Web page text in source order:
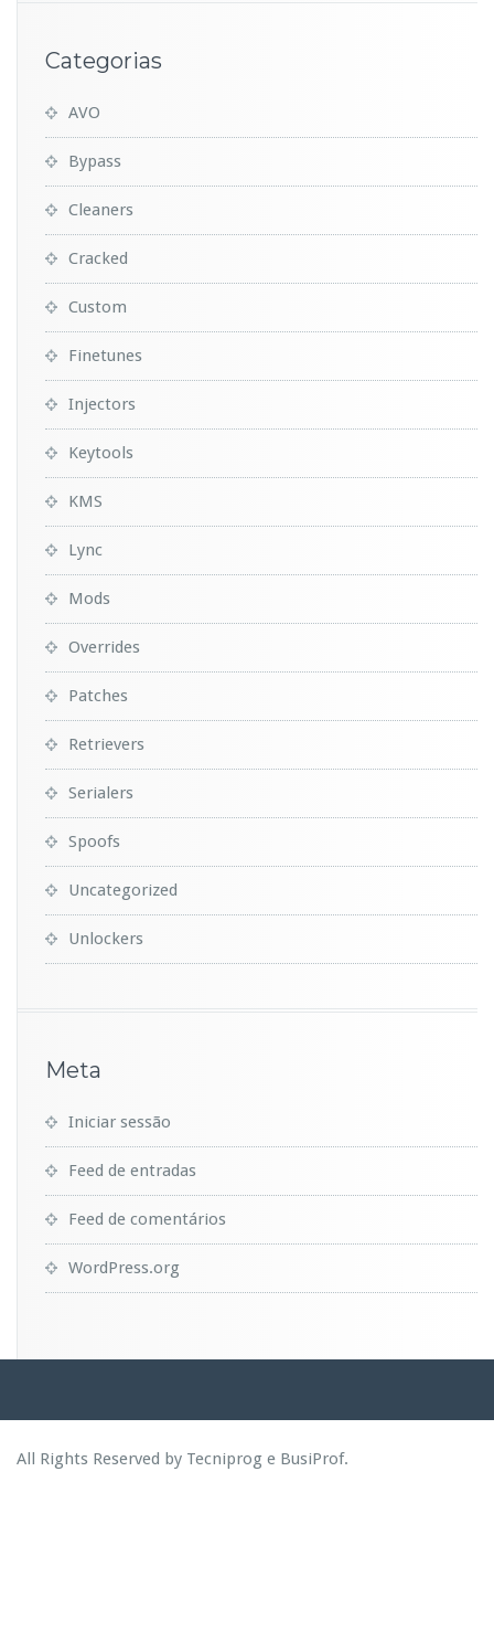
Categorias
AVO
Bypass
Cleaners
Cracked
Custom
Finetunes
Injectors
Keytools
KMS
Lync
Mods
Overrides
Patches
Retrievers
Serialers
Spoofs
Uncategorized
Unlockers
Meta
Iniciar sessão
Feed de entradas
Feed de comentários
WordPress.org
All Rights Reserved by Tecniprog e BusiProf.